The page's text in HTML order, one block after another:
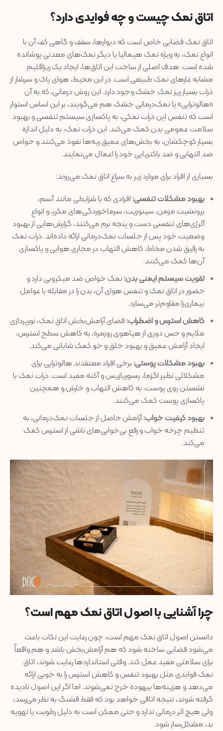
اتاق نمک چیست و چه فوایدی دارد؟
اتاق نمک فضایی خاص است که دیوارها، سقف و گاهی کف آن با
انواع نمک، به‌ ویژه نمک هیمالیا یا دیگر نمک‌های معدنی پوشانده
شده است. هدف اصلی از ساخت این اتاق‌ها، ایجاد یک ریزاقلیم
مشابه غارهای نمک طبیعی است. در این محیط، هوای پاک و سرشار از
ذرات بسیار ریز نمک خشک وجود دارد. این روش درمانی، که به آن
«هالوتراپی» یا نمک‌درمانی خشک هم می‌گویند، بر این اساس استوار
است که تنفس این ذرات نمکی، به پاکسازی سیستم تنفسی و بهبود
سلامت عمومی بدن کمک می‌کند. این ذرات نمک، به دلیل اندازه
بسیار کوچکشان، به بخش‌های عمیق ریه‌ها نفوذ می‌کنند و خواص
ضد التهابی و ضد باکتریایی خود را اعمال می‌نمایند.
بسیاری از افراد برای موارد زیر به سراغ اتاق نمک می‌روند:
بهبود مشکلات تنفسی:افرادی که با شرایطی مانند آسم،
برونشیت مزمن، سینوزیت، سرماخوردگی‌های مکرر، و انواع
آلرژی‌های تنفسی دست و پنجه نرم می‌کنند، گزارش‌هایی از بهبود
وضعیت خود پس از جلسات نمک‌درمانی ارائه داده‌اند. ذرات نمک
به رقیق شدن مخاط، کاهش التهاب در مجاری هوایی و پاکسازی
آن‌ها کمک می‌کنند.
تقویت سیستم ایمنی بدن:نمک خواص ضد میکروبی دارد و
حضور در اتاق نمک و تنفس هوای آن، بدن را در مقابله با عوامل
بیماری‌زا مقاوم‌تر می‌سازد.
کاهش استرس و اضطراب:فضای آرامش‌بخش اتاق نمک، نورپردازی
ملایم و حس دوری از هیاهوی روزمره، به کاهش سطح استرس،
ایجاد آرامش عمیق و بهبود خلق ‌و خو کمک شایانی می‌کند.
بهبود مشکلات پوستی:برخی افراد معتقدند هالوتراپی برای
مشکلاتی نظیر اگزما، پسوریازیس و آکنه مفید است. ذرات نمک با
نشستن روی پوست، به کاهش التهاب و خارش و همچنین
پاکسازی پوست کمک می‌کنند.
بهبود کیفیت خواب:آرامش حاصل از جلسات نمک‌درمانی، به
تنظیم چرخه خواب و رفع بی‌خوابی‌های ناشی از استرس کمک
می‌کند.
چرا آشنایی با اصول اتاق نمک مهم است؟
دانستن اصول اتاق نمک مهم است، چون رعایت این نکات باعث
می‌شود فضایی ساخته شود که هم آرامش‌بخش باشد و هم واقعاً
برای سلامتی مفید عمل کند. وقتی استانداردها رعایت شوند، اتاق
نمک فوایدی مثل بهبود تنفس و کاهش استرس را به خوبی ارائه
می‌دهد و هزینه‌ها بیهوده خرج نمی‌شوند. اما اگر این اصول نادیده
گرفته شوند، نتیجه اتاقی خواهد بود که فقط قشنگ به نظر می‌رسد،
ولی هیچ اثر درمانی ندارد و حتی ممکن است به دلیل رطوبت یا تهویه
بد، مشکل‌ساز شود.